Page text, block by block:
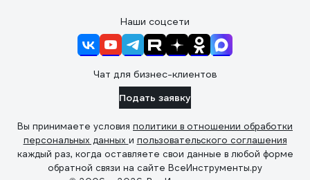
Наши соцсети
Чат для бизнес-клиентов
Подать заявку
Вы принимаете условия политики в отношении обработки
персональных данных и пользовательского соглашения
каждый раз, когда оставляете свои данные в любой форме
обратной связи на сайте ВсеИнструменты.ру